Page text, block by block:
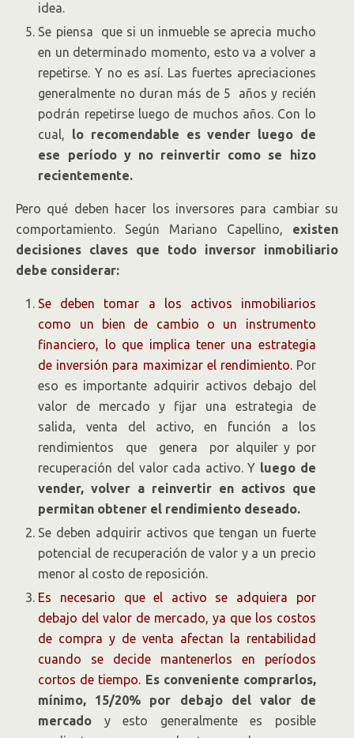
idea.
Se piensa que si un inmueble se aprecia mucho
en un determinado momento, esto va a volver a
repetirse. Y no es así. Las fuertes apreciaciones
generalmente no duran más de 5 años y recién
podrán repetirse luego de muchos años. Con lo
cual, lo recomendable es vender luego de
ese período y no reinvertir como se hizo
recientemente.
Pero qué deben hacer los inversores para cambiar su
comportamiento. Según Mariano Capellino, existen
decisiones claves que todo inversor inmobiliario
debe considerar:
Se deben tomar a los activos inmobiliarios
como un bien de cambio o un instrumento
financiero, lo que implica tener una estrategia
de inversión para maximizar el rendimiento.Por
eso es importante adquirir activos debajo del
valor de mercado y fijar una estrategia de
salida, venta del activo, en función a los
rendimientos que genera por alquiler y por
recuperación del valor cada activo. Y luego de
vender, volver a reinvertir en activos que
permitan obtener el rendimiento deseado.
Se deben adquirir activos que tengan un fuerte
potencial de recuperación de valor y a un precio
menor al costo de reposición.
Es necesario que el activo se adquiera por
debajo del valor de mercado, ya que los costos
de compra y de venta afectan la rentabilidad
cuando se decide mantenerlos en períodos
cortos de tiempo. Es conveniente comprarlos,
mínimo, 15/20% por debajo del valor de
mercado y esto generalmente es posible